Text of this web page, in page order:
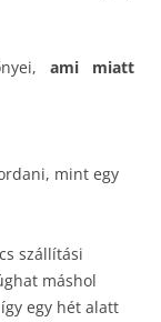
ami miatt
mint egy
szállítási
máshol
egy hét alatt